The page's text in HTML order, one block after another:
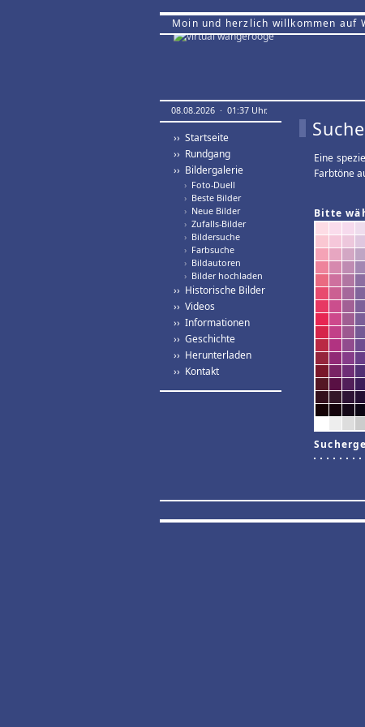
Moin und herzlich willkommen auf
08.08.2026 · 01:37 Uhr.
›› Startseite
›› Rundgang
›› Bildergalerie
› Foto-Duell
› Beste Bilder
› Neue Bilder
› Zufalls-Bilder
› Bildersuche
› Farbsuche
› Bildautoren
› Bilder hochladen
›› Historische Bilder
›› Videos
›› Informationen
›› Geschichte
›› Herunterladen
›› Kontakt
Eine
Farbtöne
Bitte